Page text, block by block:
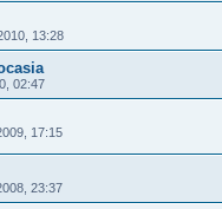
13:28
02:47
17:15
23:37